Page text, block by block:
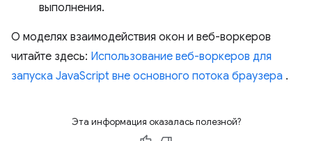
выполнения.
О моделях взаимодействия окон и веб-воркеров
читайте здесь: Использование веб-воркеров для
запуска JavaScript вне основного потока браузера .
Эта информация оказалась полезной?